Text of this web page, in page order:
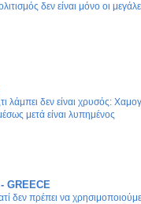
δεν είναι μόνο οι
λάμπει δεν είναι χρυσός:
μετά είναι λυπημένος
GREECE
δεν πρέπει να